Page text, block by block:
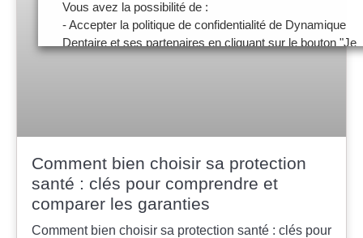
Comment bien choisir sa protection
santé : clés pour comprendre et
comparer les garanties
Comment bien choisir sa protection santé : clés pour
Vous avez la possibilité de :
- Accepter la politique de confidentialité de Dynamique
Dentaire et ses partenaires en cliquant sur le bouton "Je
Je certifie être un professionnel de santé et je
souhaite gérer mes préférences